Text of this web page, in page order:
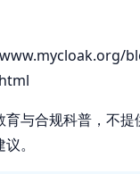
育与合规科普，不
。